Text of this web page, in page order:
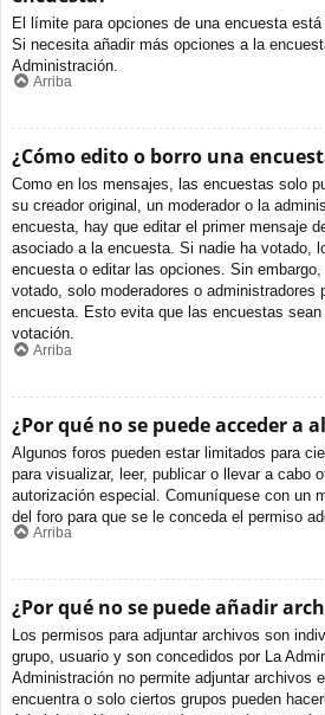
El límite para opciones de una encuesta
Si necesita añadir más opciones a la
Administración.
Arriba
¿Cómo edito o borro una
Como en los mensajes, las encuestas solo
su creador original, un moderador o la
encuesta, hay que editar el primer mensaje
asociado a la encuesta. Si nadie ha votado,
encuesta o editar las opciones. Sin
votado, solo moderadores o administradores
encuesta. Esto evita que las encuestas
votación.
Arriba
¿Por qué no se puede acceder a
Algunos foros pueden estar limitados para
para visualizar, leer, publicar o llevar a cabo
autorización especial. Comuníquese con un
del foro para que se le conceda el permiso
Arriba
¿Por qué no se puede añadir
Los permisos para adjuntar archivos son
grupo, usuario y son concedidos por La
Administración no permite adjuntar archivos
encuentra o solo ciertos grupos pueden